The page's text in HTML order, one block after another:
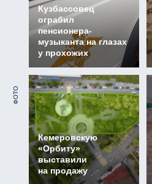
Кузбассовец
ограбил
пенсионера-
музыканта на глазах
у прохожих
ФОТО
Кемеровскую
«Орбиту»
выставили
на продажу